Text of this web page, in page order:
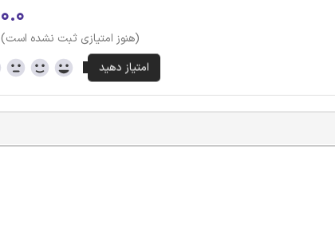
۰.۰
(هنوز امتیازی ثبت نشده است)